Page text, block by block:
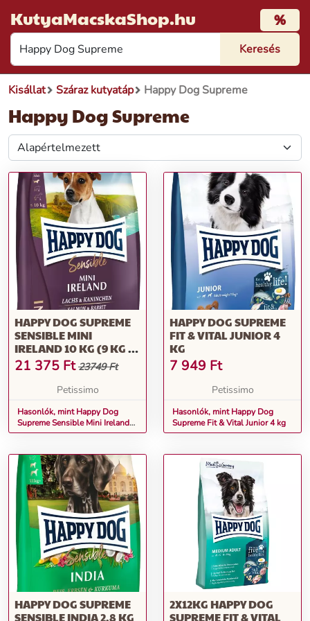
KutyaMacskaShop.hu %
Kisállat Száraz kutyatáp Happy Dog Supreme
Happy Dog Supreme
HAPPY DOG SUPREME
SENSIBLE MINI
IRELAND 10 KG (9 KG +1
KG AJÁNDÉK)
21 375 Ft 23749 Ft
Petissimo
Hasonlók, mint Happy Dog
Supreme Sensible Mini Ireland
10 kg (9 kg +1 kg ajándék)
HAPPY DOG SUPREME
FIT & VITAL JUNIOR 4
KG
7 949 Ft
Petissimo
Hasonlók, mint Happy Dog
Supreme Fit & Vital Junior 4 kg
HAPPY DOG SUPREME
SENSIBLE INDIA 2,8 KG
2X12KG HAPPY DOG
SUPREME FIT & VITAL